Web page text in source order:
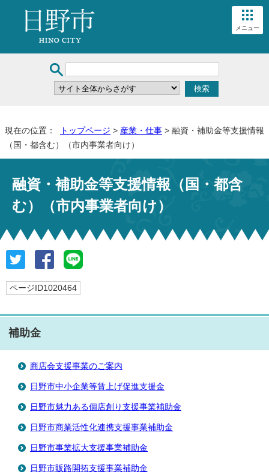
メニュー
現在の位置： トップページ > 産業・仕事 > 融資・補助金等支援情報
（国・都含む）（市内事業者向け）
融資・補助金等支援情報（国・都含
む）（市内事業者向け）
ページID1020464
補助金
商店会支援事業のご案内
日野市中小企業等賃上げ促進支援金
日野市魅力ある個店創り支援事業補助金
日野市商業活性化連携支援事業補助金
日野市事業拡大支援事業補助金
日野市販路開拓支援事業補助金